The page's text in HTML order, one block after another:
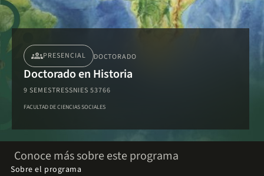
groupsPRESENCIAL DOCTORADO
Doctorado en Historia
9 SEMESTRESSNIES 53766
FACULTAD DE CIENCIAS SOCIALES
Conoce más sobre este programa
Sobre el programa